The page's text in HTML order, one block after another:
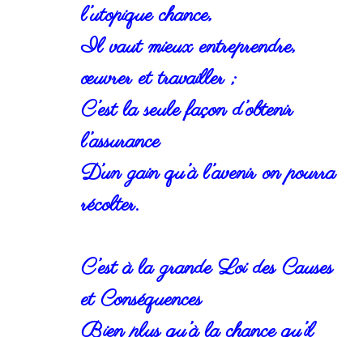
l’utopique chance,
Il vaut mieux entreprendre,
œuvrer et travailler ;
C’est la seule façon d’obtenir
l’assurance
D’un gain qu’à l’avenir on pourra
récolter.
C’est à la grande Loi des Causes
et Conséquences